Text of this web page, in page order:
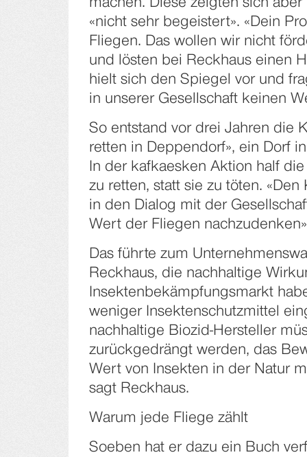
«nicht sehr begeistert». «Dein
Fliegen. Das wollen wir nicht
und lösten bei Reckhaus einen
hielt sich den Spiegel vor und
in unserer Gesellschaft keinen
So entstand vor drei Jahren die
retten in Deppendorf», ein Dorf
In der kafkaesken Aktion half
zu retten, statt sie zu töten.
in den Dialog mit der
Wert der Fliegen
Das führte zum
Reckhaus, die nachhaltige
Insektenbekämpfungsmarkt
weniger Insektenschutzmittel
nachhaltige Biozid-Hersteller
zurückgedrängt werden, das
Wert von Insekten in der Natur
sagt Reckhaus.
Warum jede Fliege zählt
Soeben hat er dazu ein Buch